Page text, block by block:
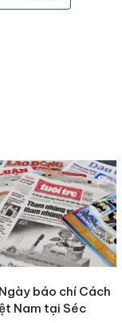
báo chí Cách
Nam tại Séc